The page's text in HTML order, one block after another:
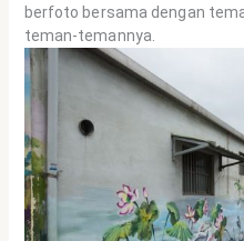
berfoto bersama dengan
teman-temannya.